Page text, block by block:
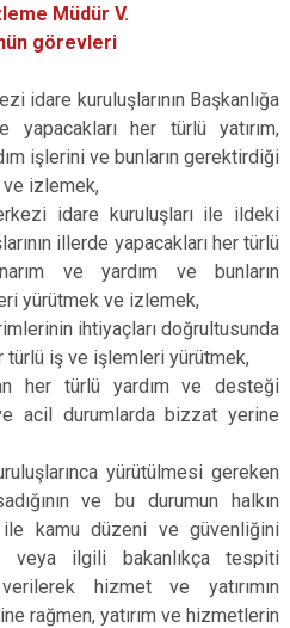
Müdür V.
görevleri
idare kuruluşlarının Başkanlığa
yapacakları her türlü yatırım,
işlerini ve bunların gerektirdiği
izlemek,
idare kuruluşları ile ildeki
illerde yapacakları her türlü
ve yardım ve bunların
yürütmek ve izlemek,
ihtiyaçları doğrultusunda
türlü iş ve işlemleri yürütmek,
her türlü yardım ve desteği
acil durumlarda bizzat yerine
yürütülmesi gereken
ve bu durumun halkın
kamu düzeni ve güvenliğini
veya ilgili bakanlıkça tespiti
hizmet ve yatırımın
rağmen, yatırım ve hizmetlerin